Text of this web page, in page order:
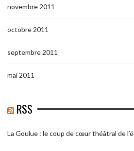
novembre 2011
octobre 2011
septembre 2011
mai 2011
RSS
La Goulue : le coup de cœur théâtral de